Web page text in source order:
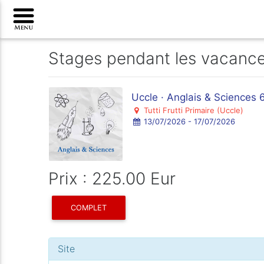
Stages pendant les
Uccle · Anglais & Sciences
Tutti Frutti Primaire (Uccle)
13/07/2026 - 17/07/2026
Prix : 225.00 Eur
COMPLET
Site